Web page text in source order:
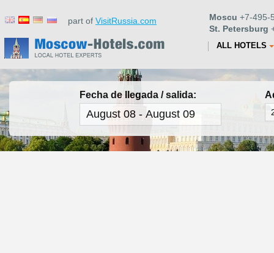
part of VisitRussia.com Moscu +7-495-
St. Petersburg
ALL HOTELS
Fecha de llegada / salida: